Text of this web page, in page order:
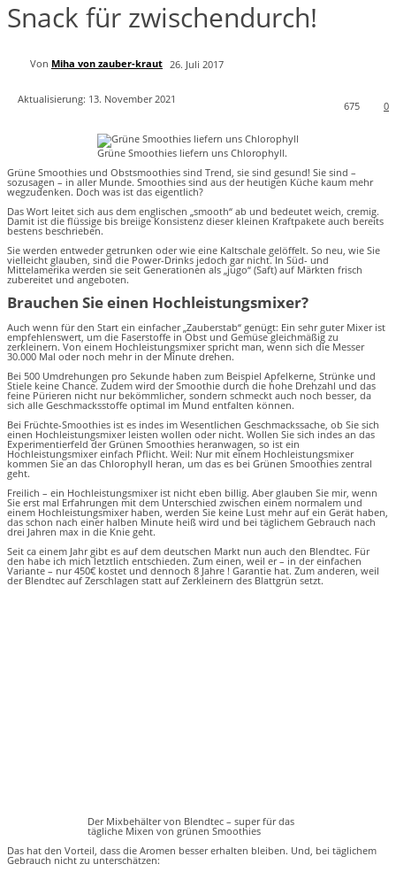
Snack für zwischendurch!
Von Miha von zauber-kraut 26. Juli 2017
Aktualisierung: 13. November 2021
0
675
Grüne Smoothies liefern uns Chlorophyll.
Grüne Smoothies und Obstsmoothies sind Trend, sie sind gesund! Sie sind –
sozusagen – in aller Munde. Smoothies sind aus der heutigen Küche kaum mehr
wegzudenken. Doch was ist das eigentlich?
Das Wort leitet sich aus dem englischen „smooth“ ab und bedeutet weich, cremig.
Damit ist die flüssige bis breiige Konsistenz dieser kleinen Kraftpakete auch bereits
bestens beschrieben.
Sie werden entweder getrunken oder wie eine Kaltschale gelöffelt. So neu, wie Sie
vielleicht glauben, sind die Power-Drinks jedoch gar nicht. In Süd- und
Mittelamerika werden sie seit Generationen als „jugo“ (Saft) auf Märkten frisch
zubereitet und angeboten.
Brauchen Sie einen Hochleistungsmixer?
Auch wenn für den Start ein einfacher „Zauberstab“ genügt: Ein sehr guter Mixer ist
empfehlenswert, um die Faserstoffe in Obst und Gemüse gleichmäßig zu
zerkleinern. Von einem Hochleistungsmixer spricht man, wenn sich die Messer
30.000 Mal oder noch mehr in der Minute drehen.
Bei 500 Umdrehungen pro Sekunde haben zum Beispiel Apfelkerne, Strünke und
Stiele keine Chance. Zudem wird der Smoothie durch die hohe Drehzahl und das
feine Pürieren nicht nur bekömmlicher, sondern schmeckt auch noch besser, da
sich alle Geschmacksstoffe optimal im Mund entfalten können.
Bei Früchte-Smoothies ist es indes im Wesentlichen Geschmackssache, ob Sie sich
einen Hochleistungsmixer leisten wollen oder nicht. Wollen Sie sich indes an das
Experimentierfeld der Grünen Smoothies heranwagen, so ist ein
Hochleistungsmixer einfach Pflicht. Weil: Nur mit einem Hochleistungsmixer
kommen Sie an das Chlorophyll heran, um das es bei Grünen Smoothies zentral
geht.
Freilich – ein Hochleistungsmixer ist nicht eben billig. Aber glauben Sie mir, wenn
Sie erst mal Erfahrungen mit dem Unterschied zwischen einem normalem und
einem Hochleistungsmixer haben, werden Sie keine Lust mehr auf ein Gerät haben,
das schon nach einer halben Minute heiß wird und bei täglichem Gebrauch nach
drei Jahren max in die Knie geht.
Seit ca einem Jahr gibt es auf dem deutschen Markt nun auch den Blendtec. Für
den habe ich mich letztlich entschieden. Zum einen, weil er – in der einfachen
Variante – nur 450€ kostet und dennoch 8 Jahre ! Garantie hat. Zum anderen, weil
der Blendtec auf Zerschlagen statt auf Zerkleinern des Blattgrün setzt.
Der Mixbehälter von Blendtec – super für das
tägliche Mixen von grünen Smoothies
Das hat den Vorteil, dass die Aromen besser erhalten bleiben. Und, bei täglichem
Gebrauch nicht zu unterschätzen: